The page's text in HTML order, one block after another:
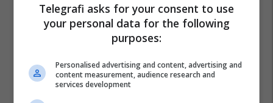
Telegrafi asks for your consent to use
your personal data for the following
purposes:
Personalised advertising and content, advertising and
content measurement, audience research and
services development